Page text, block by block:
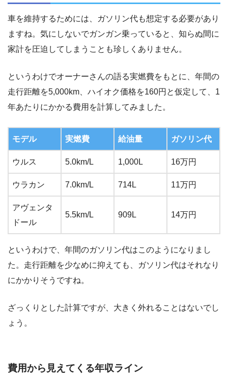
車を維持するためには、ガソリン代も想定する必要があり
ますね。気にしないでガンガン乗っていると、知らぬ間に
家計を圧迫してしまうことも珍しくありません。
というわけでオーナーさんの語る実燃費をもとに、年間の
走行距離を5,000km、ハイオク価格を160円と仮定して、1
年あたりにかかる費用を計算してみました。
モデル 実燃費 給油量 ガソリン代
ウルス 5.0km/L 1,000L 16万円
ウラカン 7.0km/L 714L 11万円
アヴェンタ
ドール
5.5km/L 909L 14万円
というわけで、年間のガソリン代はこのようになりまし
た。走行距離を少なめに抑えても、ガソリン代はそれなり
にかかりそうですね。
ざっくりとした計算ですが、大きく外れることはないでし
ょう。
費用から見えてくる年収ライン